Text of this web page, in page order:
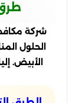
شركة
الحلول
الأبيض.